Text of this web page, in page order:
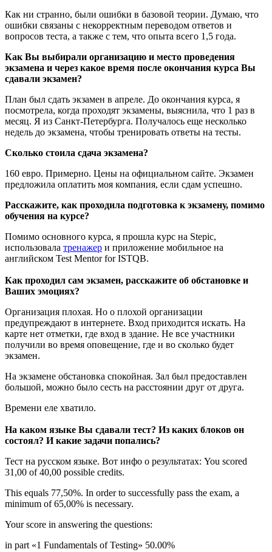
Как ни странно, были ошибки в базовой теории. Думаю, что
ошибки связаны с некорректным переводом ответов и
вопросов теста, а также с тем, что опыта всего 1,5 года.
Как Вы выбирали организацию и место проведения
экзамена и через какое время после окончания курса Вы
сдавали экзамен?
План был сдать экзамен в апреле. До окончания курса, я
посмотрела, когда проходят экзамены, выяснила, что 1 раз в
месяц. Я из Санкт-Петербурга. Получалось еще несколько
недель до экзамена, чтобы тренировать ответы на тесты.
Сколько стоила сдача экзамена?
160 евро. Примерно. Цены на официальном сайте. Экзамен
предложила оплатить моя компания, если сдам успешно.
Расскажите, как проходила подготовка к экзамену, помимо
обучения на курсе?
Помимо основного курса, я прошла курс на Stepic,
использовала тренажер и приложение мобильное на
английском Test Mentor for ISTQB.
Как проходил сам экзамен, расскажите об обстановке и
Ваших эмоциях?
Организация плохая. Но о плохой организации
предупреждают в интернете. Вход приходится искать. На
карте нет отметки, где вход в здание. Не все участники
получили во время оповещение, где и во сколько будет
экзамен.
На экзамене обстановка спокойная. Зал был предоставлен
большой, можно было сесть на расстоянии друг от друга.
Времени еле хватило.
На каком языке Вы сдавали тест? Из каких блоков он
состоял? И какие задачи попались?
Тест на русском языке. Вот инфо о результатах: You scored
31,00 of 40,00 possible credits.
This equals 77,50%. In order to successfully pass the exam, a
minimum of 65,00% is necessary.
Your score in answering the questions:
in part «1 Fundamentals of Testing» 50.00%